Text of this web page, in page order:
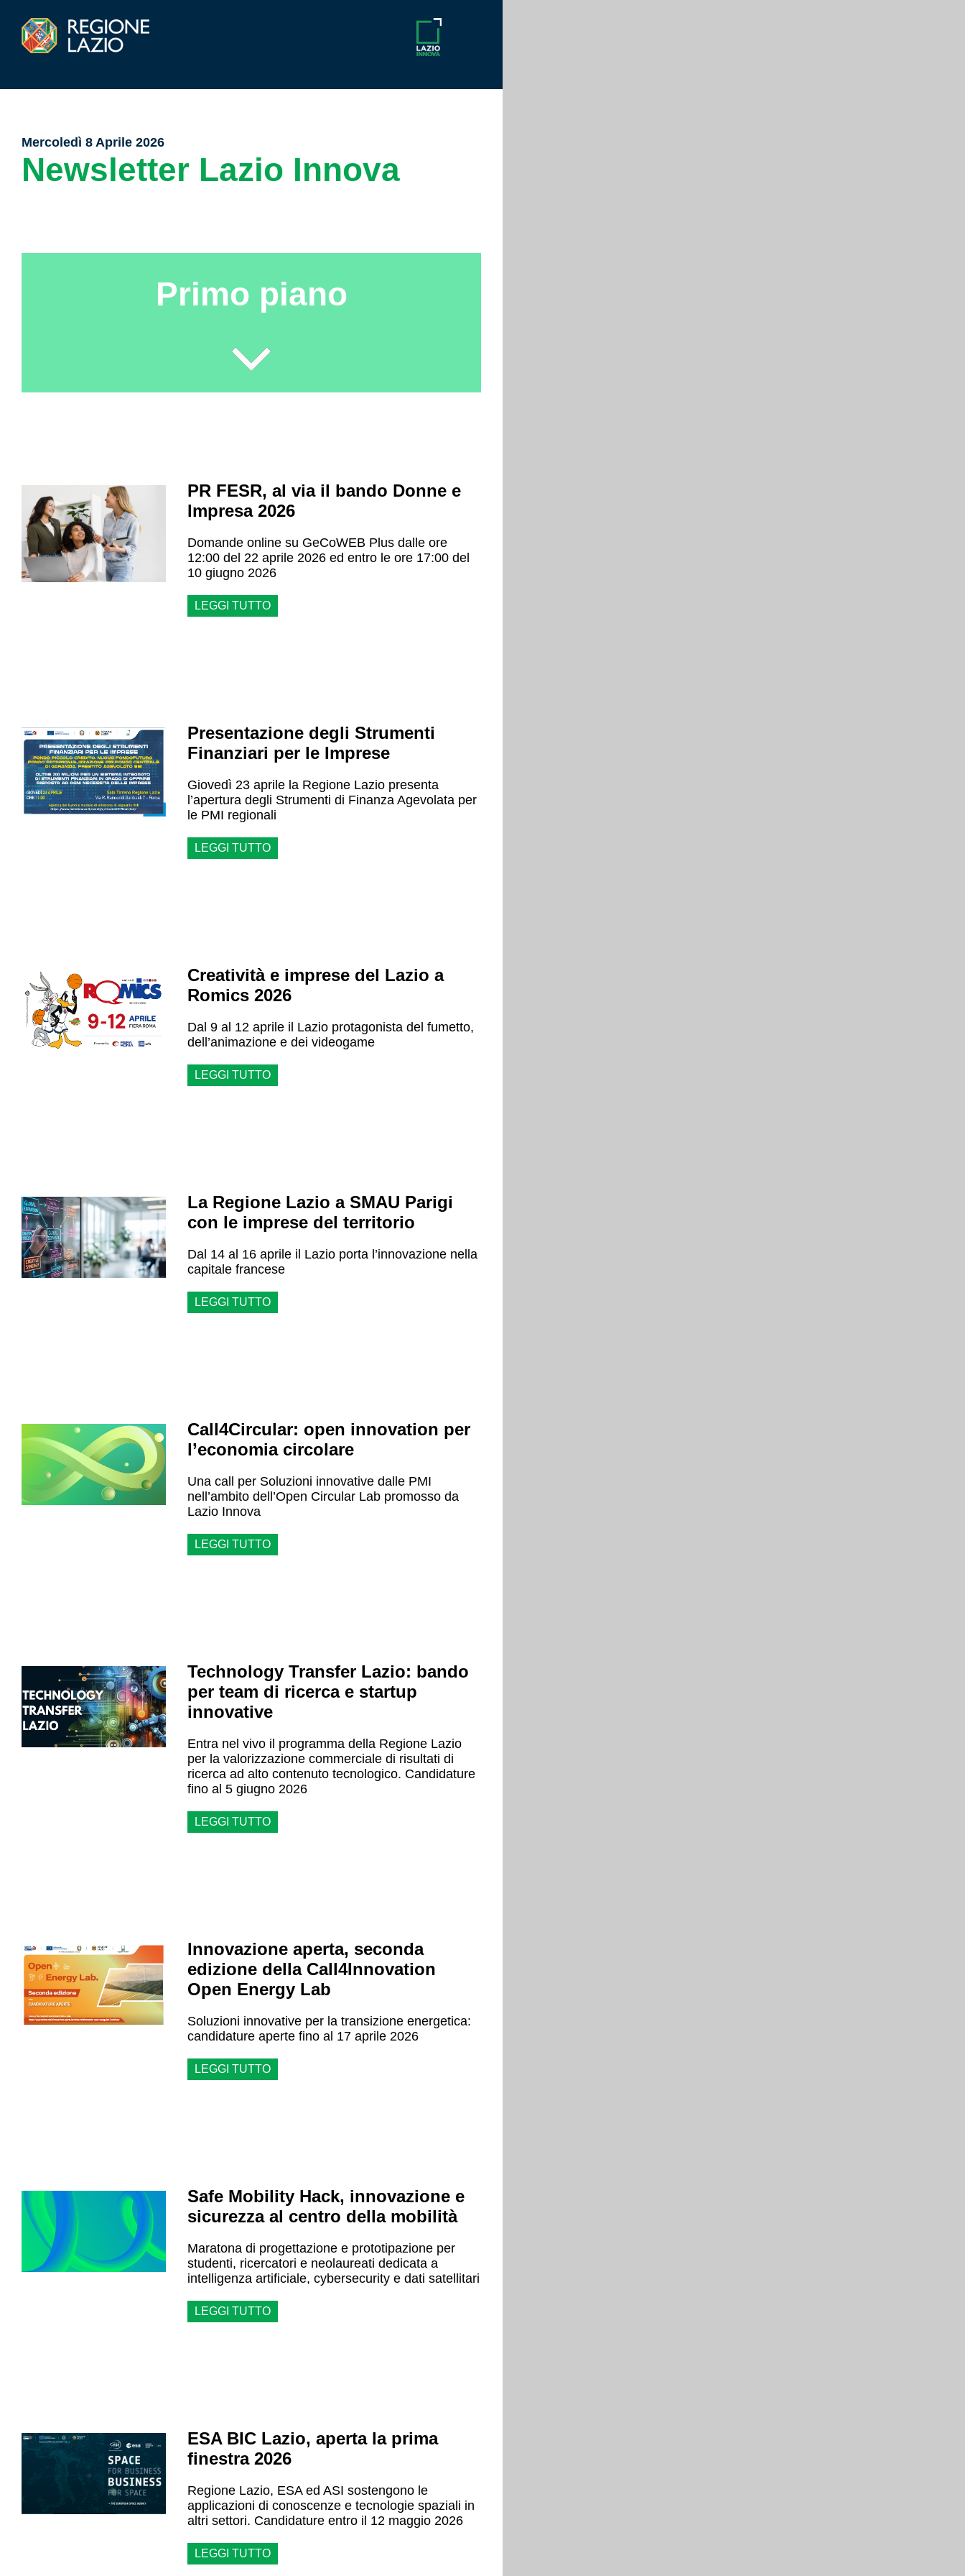
Mercoledì 8 Aprile 2026
Newsletter Lazio Innova
Primo piano
PR FESR, al via il bando Donne e
Impresa 2026
Domande online su GeCoWEB Plus dalle ore
12:00 del 22 aprile 2026 ed entro le ore 17:00 del
10 giugno 2026
LEGGI TUTTO
Presentazione degli Strumenti
Finanziari per le Imprese
Giovedì 23 aprile la Regione Lazio presenta
l’apertura degli Strumenti di Finanza Agevolata per
le PMI regionali
LEGGI TUTTO
Creatività e imprese del Lazio a
Romics 2026
Dal 9 al 12 aprile il Lazio protagonista del fumetto,
dell’animazione e dei videogame
LEGGI TUTTO
La Regione Lazio a SMAU Parigi
con le imprese del territorio
Dal 14 al 16 aprile il Lazio porta l’innovazione nella
capitale francese
LEGGI TUTTO
Call4Circular: open innovation per
l’economia circolare
Una call per Soluzioni innovative dalle PMI
nell’ambito dell’Open Circular Lab promosso da
Lazio Innova
LEGGI TUTTO
Technology Transfer Lazio: bando
per team di ricerca e startup
innovative
Entra nel vivo il programma della Regione Lazio
per la valorizzazione commerciale di risultati di
ricerca ad alto contenuto tecnologico. Candidature
fino al 5 giugno 2026
LEGGI TUTTO
Innovazione aperta, seconda
edizione della Call4Innovation
Open Energy Lab
Soluzioni innovative per la transizione energetica:
candidature aperte fino al 17 aprile 2026
LEGGI TUTTO
Safe Mobility Hack, innovazione e
sicurezza al centro della mobilità
Maratona di progettazione e prototipazione per
studenti, ricercatori e neolaureati dedicata a
intelligenza artificiale, cybersecurity e dati satellitari
LEGGI TUTTO
ESA BIC Lazio, aperta la prima
finestra 2026
Regione Lazio, ESA ed ASI sostengono le
applicazioni di conoscenze e tecnologie spaziali in
altri settori. Candidature entro il 12 maggio 2026
LEGGI TUTTO